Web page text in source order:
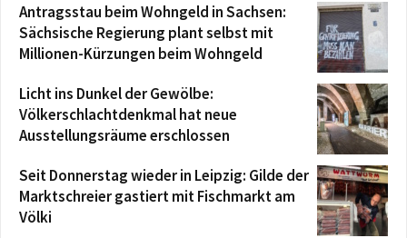
Antragsstau beim Wohngeld in Sachsen:
Sächsische Regierung plant selbst mit
Millionen-Kürzungen beim Wohngeld
Licht ins Dunkel der Gewölbe:
Völkerschlachtdenkmal hat neue
Ausstellungsräume erschlossen
Seit Donnerstag wieder in Leipzig: Gilde der
Marktschreier gastiert mit Fischmarkt am
Völki